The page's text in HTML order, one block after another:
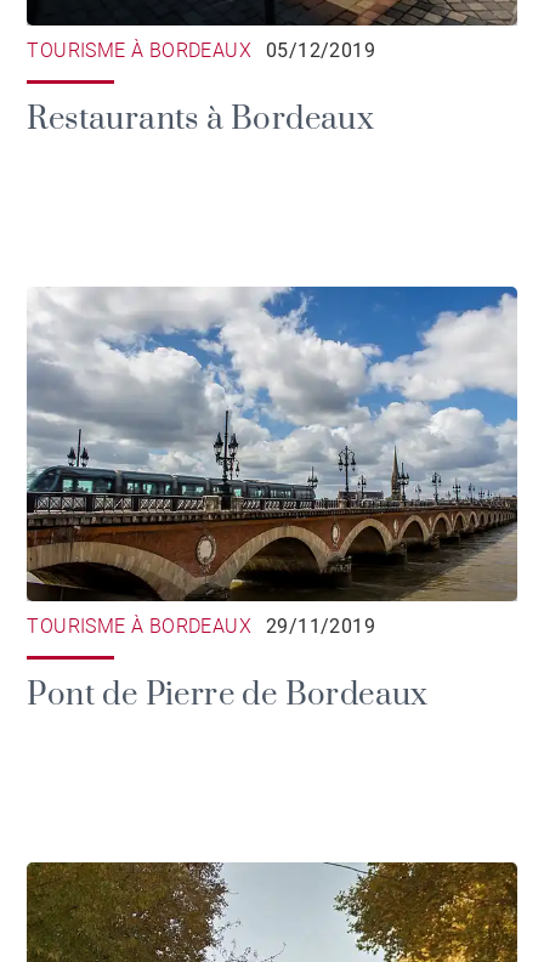
TOURISME À BORDEAUX 05/12/2019
Restaurants à Bordeaux
TOURISME À BORDEAUX 29/11/2019
Pont de Pierre de Bordeaux